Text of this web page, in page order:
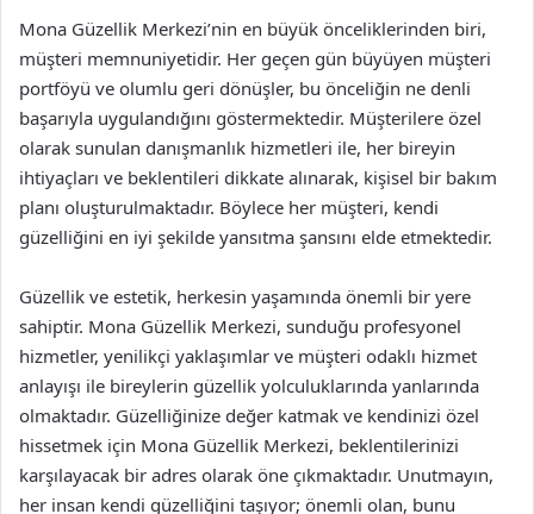
Mona Güzellik Merkezi’nin en büyük önceliklerinden biri,
müşteri memnuniyetidir. Her geçen gün büyüyen müşteri
portföyü ve olumlu geri dönüşler, bu önceliğin ne denli
başarıyla uygulandığını göstermektedir. Müşterilere özel
olarak sunulan danışmanlık hizmetleri ile, her bireyin
ihtiyaçları ve beklentileri dikkate alınarak, kişisel bir bakım
planı oluşturulmaktadır. Böylece her müşteri, kendi
güzelliğini en iyi şekilde yansıtma şansını elde etmektedir.
Güzellik ve estetik, herkesin yaşamında önemli bir yere
sahiptir. Mona Güzellik Merkezi, sunduğu profesyonel
hizmetler, yenilikçi yaklaşımlar ve müşteri odaklı hizmet
anlayışı ile bireylerin güzellik yolculuklarında yanlarında
olmaktadır. Güzelliğinize değer katmak ve kendinizi özel
hissetmek için Mona Güzellik Merkezi, beklentilerinizi
karşılayacak bir adres olarak öne çıkmaktadır. Unutmayın,
her insan kendi güzelliğini taşıyor; önemli olan, bunu